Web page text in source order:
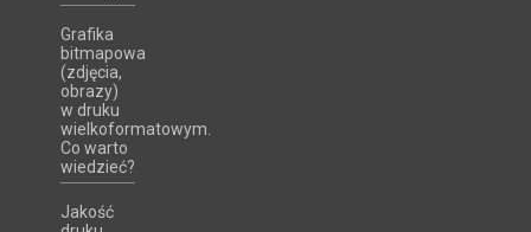
Grafika
bitmapowa
(zdjęcia,
obrazy)
w druku
wielkoformatowym.
Co warto
wiedzieć?
Jakość